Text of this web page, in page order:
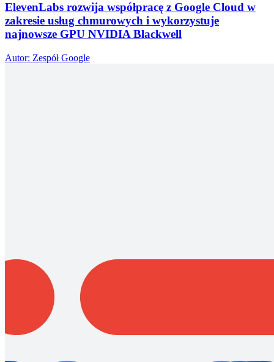
ElevenLabs rozwija współpracę z Google Cloud w
zakresie usług chmurowych i wykorzystuje
najnowsze GPU NVIDIA Blackwell
Autor: Zespół Google